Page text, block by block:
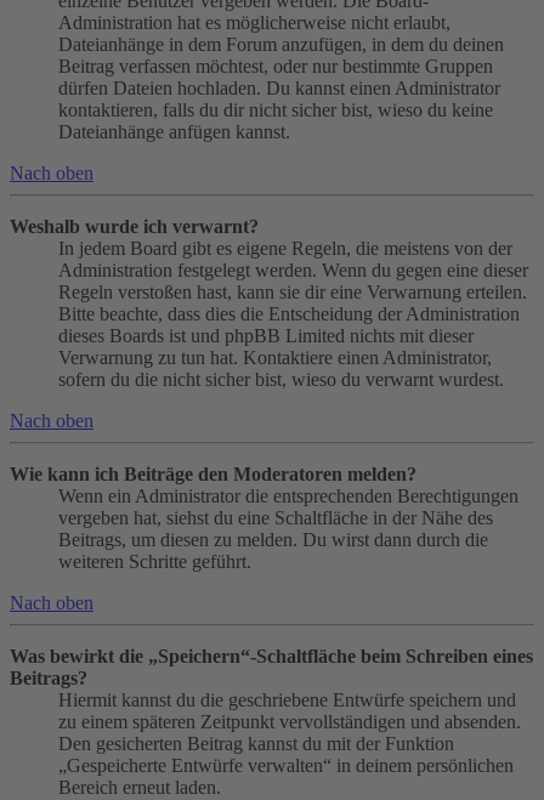
Administration hat es möglicherweise nicht erlaubt,
Dateianhänge in dem Forum anzufügen, in dem du deinen
Beitrag verfassen möchtest, oder nur bestimmte Gruppen
dürfen Dateien hochladen. Du kannst einen Administrator
kontaktieren, falls du dir nicht sicher bist, wieso du keine
Dateianhänge anfügen kannst.
Nach oben
Weshalb wurde ich verwarnt?
In jedem Board gibt es eigene Regeln, die meistens von der
Administration festgelegt werden. Wenn du gegen eine dieser
Regeln verstoßen hast, kann sie dir eine Verwarnung erteilen.
Bitte beachte, dass dies die Entscheidung der Administration
dieses Boards ist und phpBB Limited nichts mit dieser
Verwarnung zu tun hat. Kontaktiere einen Administrator,
sofern du die nicht sicher bist, wieso du verwarnt wurdest.
Nach oben
Wie kann ich Beiträge den Moderatoren melden?
Wenn ein Administrator die entsprechenden Berechtigungen
vergeben hat, siehst du eine Schaltfläche in der Nähe des
Beitrags, um diesen zu melden. Du wirst dann durch die
weiteren Schritte geführt.
Nach oben
Was bewirkt die „Speichern“-Schaltfläche beim Schreiben eines
Beitrags?
Hiermit kannst du die geschriebene Entwürfe speichern und
zu einem späteren Zeitpunkt vervollständigen und absenden.
Den gesicherten Beitrag kannst du mit der Funktion
„Gespeicherte Entwürfe verwalten“ in deinem persönlichen
Bereich erneut laden.